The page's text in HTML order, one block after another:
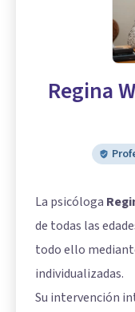
Regina
La psicóloga
de todas las
todo ello
individualizadas.
Su intervención